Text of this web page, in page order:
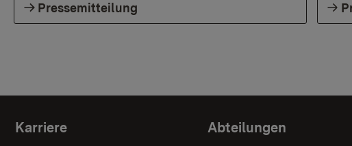
Pressemitteilung
Themenübersicht
Karriere Abteilungen